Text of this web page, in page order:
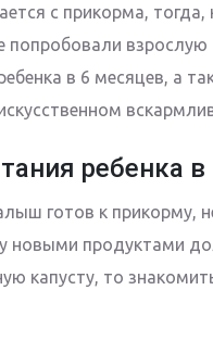
с прикорма, тогда,
попробовали взрослую
в 6 месяцев, а
ребенка
готов к прикорму,
новыми продуктами
капусту, то